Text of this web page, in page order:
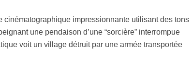
cinématographique impressionnante utilisant des tons
une pendaison d’une “sorcière” interrompue
voit un village détruit par une armée transportée